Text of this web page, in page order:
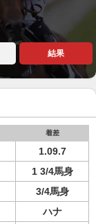
結果
着差
1.09.7
1 3/4馬身
3/4馬身
ハナ